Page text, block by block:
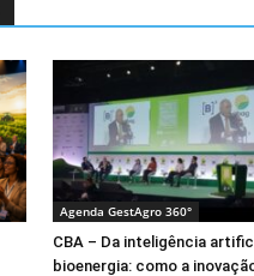
Agenda GestAgro 360°
CBA – Da inteligência
bioenergia: como a